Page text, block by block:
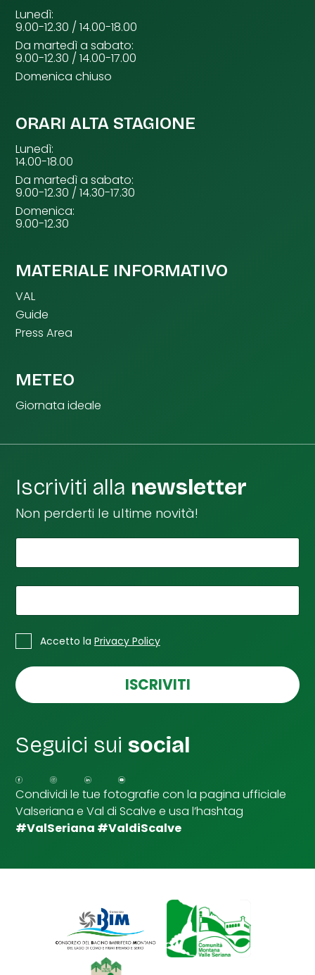
Lunedì:
9.00-12.30 / 14.00-18.00
Da martedì a sabato:
9.00-12.30 / 14.00-17.00
Domenica chiuso
ORARI ALTA STAGIONE
Lunedì:
14.00-18.00
Da martedì a sabato:
9.00-12.30 / 14.30-17.30
Domenica:
9.00-12.30
MATERIALE INFORMATIVO
VAL
Guide
Press Area
METEO
Giornata ideale
Iscriviti alla newsletter
Non perderti le ultime novità!
a
s
l
p
*
C
a
e
l
i
p
u
n
t
a
* Accetto la Privacy Policy
ISCRIVITI
Seguici suisocial
Condividi le tue fotografie con la pagina ufficiale
Valseriana e Val di Scalve e usa l’hashtag
#ValSeriana #ValdiScalve